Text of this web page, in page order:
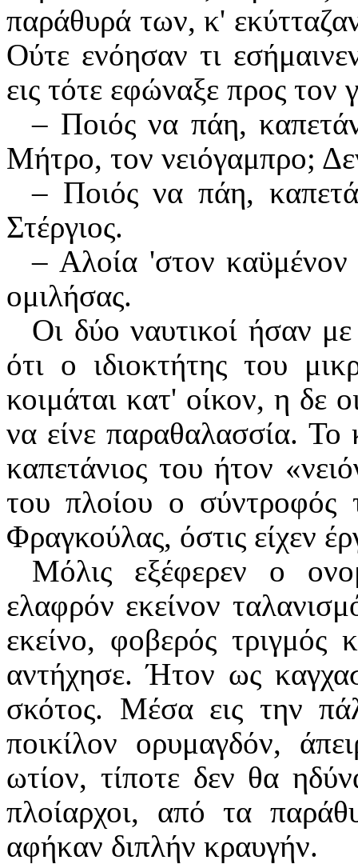
παράθυρά των, κ'
Ούτε ενόησαν τι
εις τότε εφώναξε προς τον
– Ποιός να πάη,
Μήτρο, τον νειόγαμπρο;
– Ποιός να πάη,
Στέργιος.
– Αλοία 'στον
ομιλήσας.
Οι δύο ναυτικοί ήσαν
ότι ο ιδιοκτήτης του
κοιμάται κατ' οίκον, η δε
να είνε παραθαλασσία. Το
καπετάνιος του ήτον
του πλοίου ο σύντροφός
Φραγκούλας, όστις είχεν
Μόλις εξέφερεν ο
ελαφρόν εκείνον
εκείνο, φοβερός τριγμός
αντήχησε. Ήτον ως
σκότος. Μέσα εις την
ποικίλον ορυμαγδόν,
ωτίον, τίποτε δεν θα
πλοίαρχοι, από τα
αφήκαν διπλήν κραυγήν.